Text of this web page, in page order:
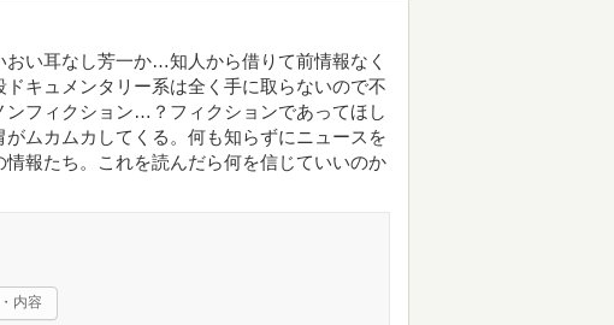
い耳なし芳一か…知人から借りて前情報なく
キュメンタリー系は全く手に取らないので不
フィクション…？フィクションであってほし
ムカムカしてくる。何も知らずにニュースを
報たち。これを読んだら何を信じていいのか
内容